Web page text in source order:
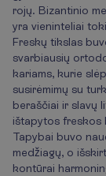
rojų. Bizantinio
yra vieninteliai
Freskų tikslas
svarbiausių
kariams, kurie
susirėmimų su
beraščiai ir slavų
ištapytos freskos
Tapybai buvo
medžiagų, o
kontūrai